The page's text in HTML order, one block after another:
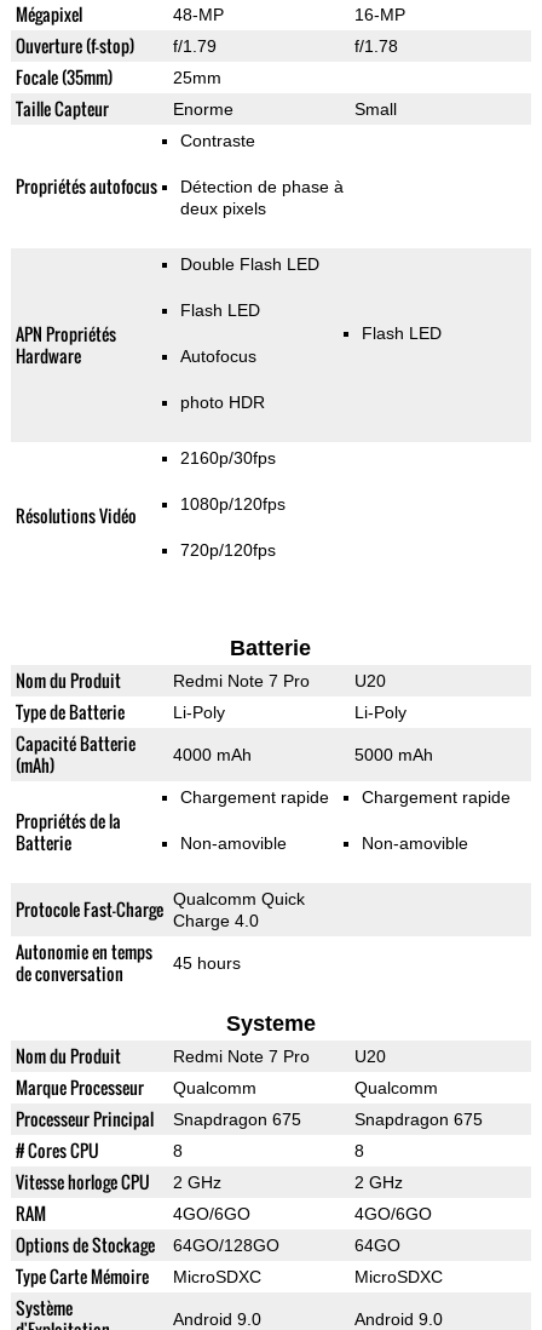
Mégapixel 48-MP 16-MP
Ouverture (f-stop) f/1.79 f/1.78
Focale (35mm) 25mm
Taille Capteur Enorme Small
Propriétés autofocus
Contraste
Détection de phase à
deux pixels
APN Propriétés
Hardware
Double Flash LED
Flash LED
Autofocus
photo HDR
Flash LED
Résolutions Vidéo
2160p/30fps
1080p/120fps
720p/120fps
Batterie
Nom du Produit Redmi Note 7 Pro U20
Type de Batterie Li-Poly Li-Poly
Capacité Batterie
(mAh)
4000 mAh 5000 mAh
Propriétés de la
Batterie
Chargement rapide
Non-amovible
Chargement rapide
Non-amovible
Protocole Fast-Charge Qualcomm Quick
Charge 4.0
Autonomie en temps
de conversation
45 hours
Systeme
Nom du Produit Redmi Note 7 Pro U20
Marque Processeur Qualcomm Qualcomm
Processeur Principal Snapdragon 675 Snapdragon 675
# Cores CPU 8 8
Vitesse horloge CPU 2 GHz 2 GHz
RAM 4GO/6GO 4GO/6GO
Options de Stockage 64GO/128GO 64GO
Type Carte Mémoire MicroSDXC MicroSDXC
Système
Android 9.0 Android 9.0